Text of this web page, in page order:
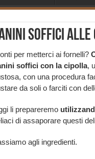
soffici
per metterci ai fornelli?
soffici con la cipolla,
con una procedura
da soli o farciti con
li prepareremo
di assaporare questi
agli ingredienti.